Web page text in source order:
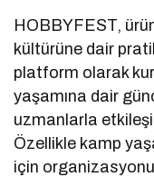
HOBBYFEST,
kültürüne dair
platform olarak
yaşamına dair
uzmanlarla
Özellikle kamp
için